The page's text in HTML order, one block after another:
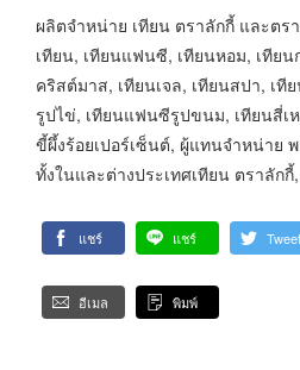
ผลิตจำหน่าย เทียน ตราลักกี้ และต
เทียน, เทียนแฟนซี, เทียนหอม, เทียน
คริสต์มาส, เทียนเจล, เทียนสปา, เที
รูปไข่, เทียนแฟนซีรูปขนม, เทียนสี่เ
ขี้ผึ้งร้อยเปอร์เซ็นต์, ผู้แทนจำหน่าย
ทั้งในและต่างประเทศเทียน ตราลักกี้,
แชร์ แชร์ Tweet
อีเมล พิมพ์